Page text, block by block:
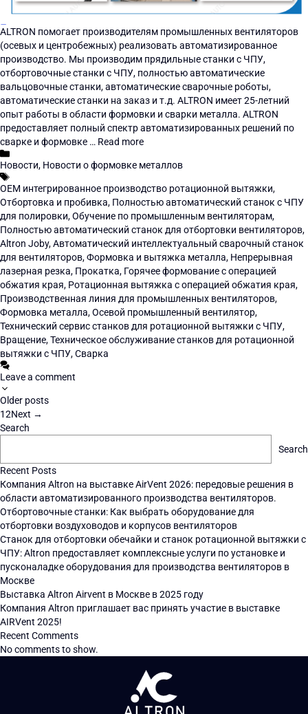
ALTRON помогает производителям промышленных вентиляторов
(осевых и центробежных) реализовать автоматизированное
производство. Мы производим прядильные станки с ЧПУ,
отбортовочные станки с ЧПУ, полностью автоматические
вальцовочные станки, автоматические сварочные роботы,
автоматические станки на заказ и т.д. ALTRON имеет 25-летний
опыт работы в области формовки и сварки металла. ALTRON
предоставляет полный спектр автоматизированных решений по
сварке и формовке … Read more
Новости, Новости о формовке металлов
OEM интегрированное производство ротационной вытяжки,
Отбортовка и пробивка, Полностью автоматический станок с ЧПУ
для полировки,Обучение по промышленным вентиляторам,
Полностью автоматический станок для отбортовки вентиляторов,
Altron Joby,Автоматический интеллектуальный сварочный станок
для вентиляторов,Формовка и вытяжка металла, Непрерывная
лазерная резка, Прокатка, Горячее формование с операцией
обжатия края, Ротационная вытяжка с операцией обжатия края,
Производственная линия для промышленных вентиляторов,
Формовка металла,Осевой промышленный вентилятор,
Технический сервис станков для ротационной вытяжки с ЧПУ,
Вращение,Техническое обслуживание станков для ротационной
вытяжки с ЧПУ,Сварка
Leave a comment
Older posts
12Next →
Search
Search
Recent Posts
Компания Altron на выставке AirVent 2026: передовые решения в
области автоматизированного производства вентиляторов.
Отбортовочные станки: Как выбрать оборудование для
отбортовки воздуховодов и корпусов вентиляторов
Станок для отбортовки обечайки и станок ротационной вытяжки с
ЧПУ: Altron предоставляет комплексные услуги по установке и
пусконаладке оборудования для производства вентиляторов в
Москве
Выставка Altron Airvent в Москве в 2025 году
Компания Altron приглашает вас принять участие в выставке
AIRVent 2025!
Recent Comments
No comments to show.